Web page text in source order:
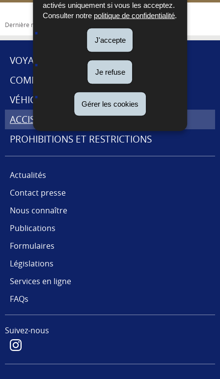
activés uniquement si vous les acceptez.
Consulter notre politique de confidentialité
J'accepte
Je refuse
Gérer les cookies
Dernière mise à jour
MENU
DE
NAVIGATION
VOYAGES ET DÉMÉNAGEMENT
COMMERCE INTERNATIONAL
VÉHICULES
ACCISES ET CABARETAGE
PROHIBITIONS ET RESTRICTIONS
Actualités
Contact presse
Nous connaître
Publications
Formulaires
Législations
Services en ligne
FAQs
Suivez-nous